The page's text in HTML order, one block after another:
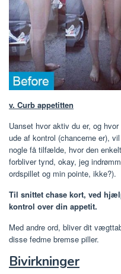
v. Curb appetitten
Uanset hvor aktiv du er, og
ude af kontrol (chancerne er),
nogle få tilfælde, hvor den
forbliver tynd, okay, jeg
ordspillet og min pointe, ikke?).
Til snittet chase kort, ved
kontrol over din appetit.
Med andre ord, bliver dit
disse fedme bremse piller.
Bivirkninger